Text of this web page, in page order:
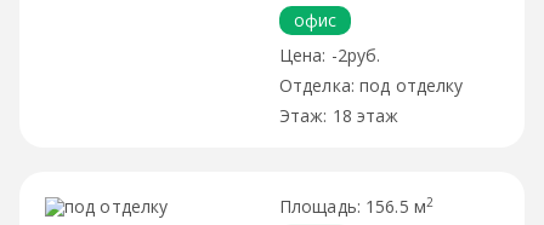
офис
-2руб.
под отделку
18 этаж
156.5 м2